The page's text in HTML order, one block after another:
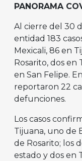
PANORAMA
Al cierre del 30
entidad 183
Mexicali, 86 en
Rosarito, dos
en San Felipe.
reportaron 22
defunciones.
Los casos
Tijuana, uno de
de Rosarito; los
estado y dos en